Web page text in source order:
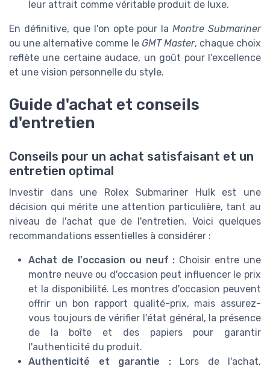
leur attrait comme véritable produit de luxe.
En définitive, que l'on opte pour laMontre Submariner
ou une alternative comme le GMT Master, chaque choix
reflète une certaine audace, un goût pour l'excellence
et une vision personnelle du style.
Guide d'achat et conseils
d'entretien
Conseils pour un achat satisfaisant et un
entretien optimal
Investir dans une Rolex Submariner Hulk est une
décision qui mérite une attention particulière, tant au
niveau de l'achat que de l'entretien. Voici quelques
recommandations essentielles à considérer :
Achat de l'occasion ou neuf : Choisir entre une
montre neuve ou d'occasion peut influencer le prix
et la disponibilité. Les montres d'occasion peuvent
offrir un bon rapport qualité-prix, mais assurez-
vous toujours de vérifier l'état général, la présence
de la boîte et des papiers pour garantir
l'authenticité du produit.
Authenticité et garantie :Lors de l'achat,